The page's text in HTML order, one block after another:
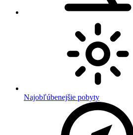
Najobľúbenejšie pobyty